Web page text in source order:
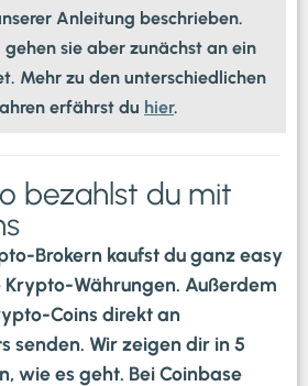
Anleitung beschrieben.
gehen sie aber zunächst an ein
Mehr zu den unterschiedlichen
erfährst du hier.
bezahlst du mit
Brokern kaufst du ganz easy
Krypto-Währungen. Außerdem
Coins direkt an
senden. Wir zeigen dir in 5
wie es geht. Bei Coinbase